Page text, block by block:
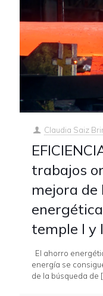
Claudia Saiz
trabajos
mejora de
temple I y
El ahorro
energía se
de la búsqueda de